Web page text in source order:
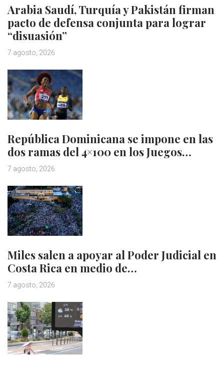
Arabia Saudí, Turquía y Pakistán firman
pacto de defensa conjunta para lograr
“disuasión”
7 agosto, 2026
República Dominicana se impone en las
dos ramas del 4×100 en los Juegos…
7 agosto, 2026
Miles salen a apoyar al Poder Judicial en
Costa Rica en medio de…
7 agosto, 2026